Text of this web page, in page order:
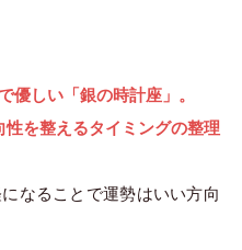
優しい「銀の時計座」。
を整えるタイミングの整理
なることで運勢はいい方向